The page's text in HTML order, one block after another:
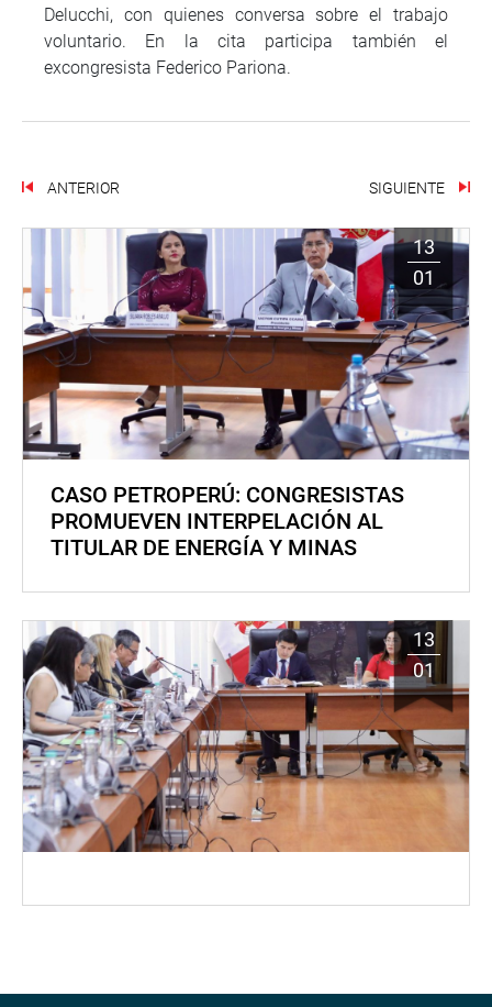
Delucchi, con quienes conversa sobre el trabajo
voluntario. En la cita participa también el
excongresista Federico Pariona.
ANTERIOR SIGUIENTE
13
01
CASO PETROPERÚ: CONGRESISTAS
PROMUEVEN INTERPELACIÓN AL
TITULAR DE ENERGÍA Y MINAS
13
01